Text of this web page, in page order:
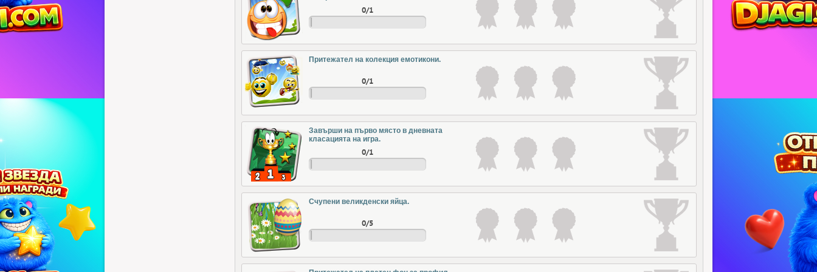
0/1
Притежател на колекция емотикони.
0/1
Завърши на първо място в дневната
класацията на игра.
0/1
Счупени великденски яйца.
0/5